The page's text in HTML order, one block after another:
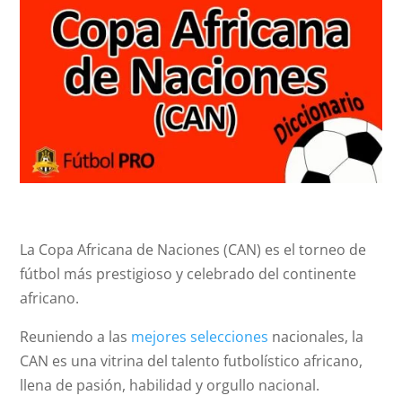
La Copa Africana de Naciones (CAN) es el torneo de
fútbol más prestigioso y celebrado del continente
africano.
Reuniendo a las mejores selecciones nacionales, la
CAN es una vitrina del talento futbolístico africano,
llena de pasión, habilidad y orgullo nacional.